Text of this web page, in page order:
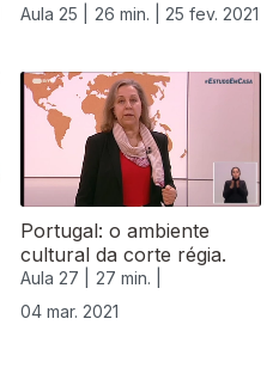
Aula 25 | 26 min. | 25 fev. 2021
Portugal: o ambiente
cultural da corte régia.
Aula 27 |
27 min. |
04 mar. 2021